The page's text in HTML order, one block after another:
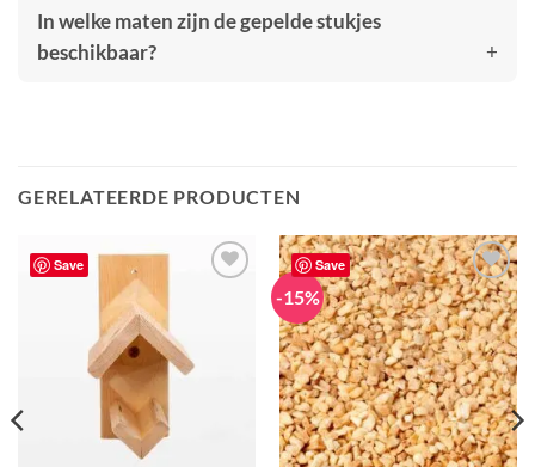
In welke maten zijn de gepelde stukjes
beschikbaar?
GERELATEERDE PRODUCTEN
Save Save
-15%
Toevoegen
aan
verlanglijst